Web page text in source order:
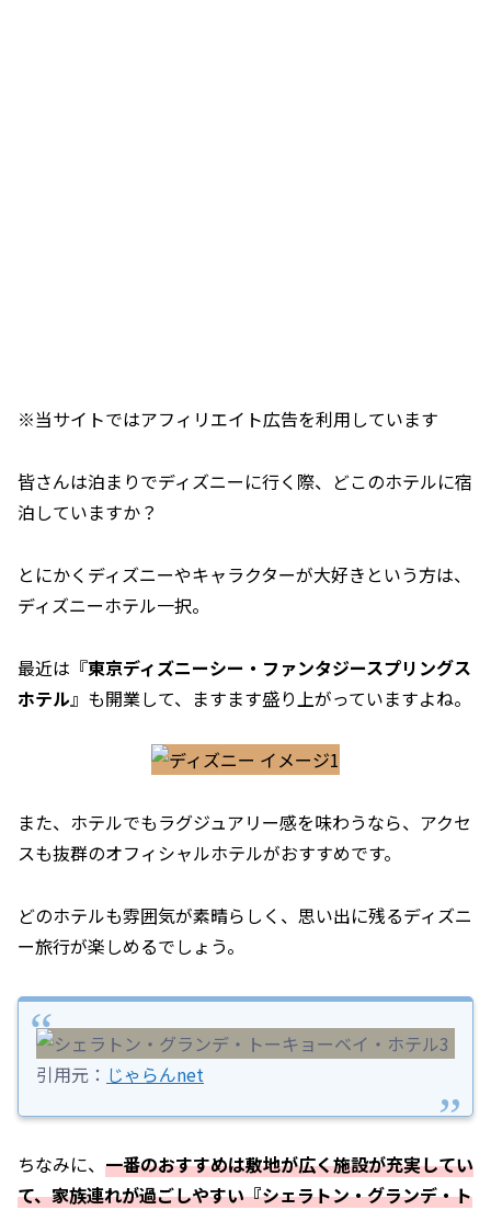
※当サイトではアフィリエイト広告を利用しています
皆さんは泊まりでディズニーに行く際、どこのホテルに宿
泊していますか？
とにかくディズニーやキャラクターが大好きという方は、
ディズニーホテル一択。
最近は『東京ディズニーシー・ファンタジースプリングス
ホテル』も開業して、ますます盛り上がっていますよね。
また、ホテルでもラグジュアリー感を味わうなら、アクセ
スも抜群のオフィシャルホテルがおすすめです。
どのホテルも雰囲気が素晴らしく、思い出に残るディズニ
ー旅行が楽しめるでしょう。
引用元： じゃらんnet
ちなみに、 一番のおすすめは敷地が広く施設が充実してい
て、家族連れが過ごしやすい『シェラトン・グランデ・ト